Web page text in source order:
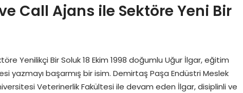
Call Ajans ile Sektöre Yeni Bir
Yenilikçi Bir Soluk 18 Ekim 1998 doğumlu Uğur İlgar, eğitim
yazmayı başarmış bir isim. Demirtaş Paşa Endüstri Meslek
Veterinerlik Fakültesi ile devam eden İlgar, disiplinli ve